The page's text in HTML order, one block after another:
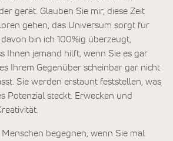
gerät. Glauben Sie mir, diese Zeit
gehen, das Universum sorgt für
bin ich 100%ig überzeugt,
Ihnen jemand hilft, wenn Sie es gar
Ihrem Gegenüber scheinbar gar nicht
Sie werden erstaunt feststellen, was
Potenzial steckt. Erwecken und
begegnen, wenn Sie mal